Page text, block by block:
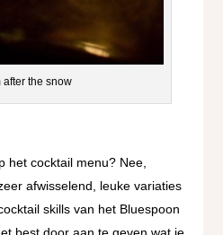
after the snow
het cocktail menu? Nee,
afwisselend, leuke variaties
skills van het Bluespoon
best door aan te geven wat je